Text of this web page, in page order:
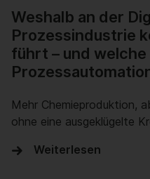
Weshalb an der
Prozessindustrie
führt – und welche
Mehr Chemieproduktion,
ohne eine ausgeklügelte
Weiterlesen